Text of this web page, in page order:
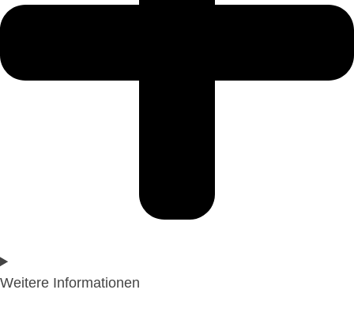
Weitere Informationen